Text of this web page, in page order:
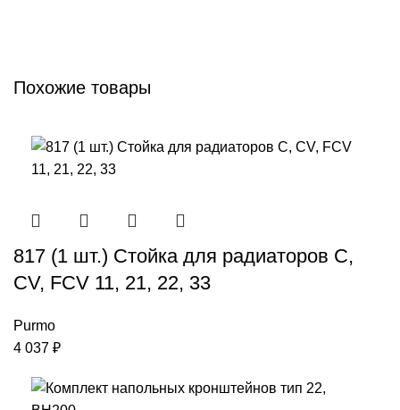
Похожие товары
817 (1 шт.) Стойка для радиаторов C,
CV, FCV 11, 21, 22, 33
Purmo
4 037 ₽